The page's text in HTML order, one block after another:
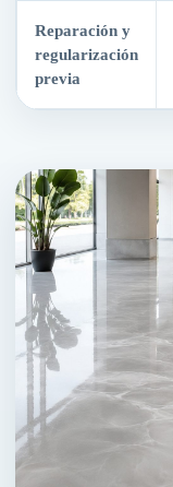
Reparación y
regularización
previa